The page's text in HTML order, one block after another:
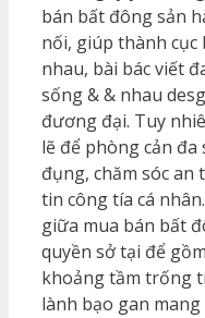
bán bất đông sản
nối, giúp thành
nhau, bài bác viết
sống & & nhau
đương đại. Tuy
lẽ để phòng cản
đụng, chăm sóc
tin công tía cá
giữa mua bán bất
quyền sở tại để
khoảng tầm trống
lành bạo gan